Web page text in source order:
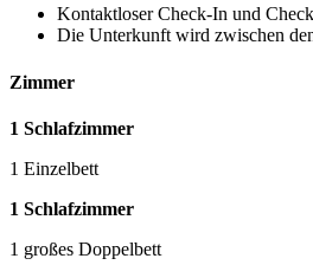
Kontaktloser Check-In und
Die Unterkunft wird zwischen
Zimmer
1 Schlafzimmer
1 Einzelbett
1 Schlafzimmer
1 großes Doppelbett